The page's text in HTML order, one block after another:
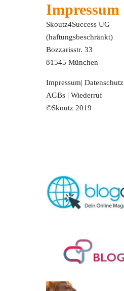
Impressum
Skoutz4Success UG
(haftungsbeschränkt)
Bozzarisstr. 33
81545 München
Impressum|Datenschutz
AGBs |Wiederruf
©Skoutz 2019